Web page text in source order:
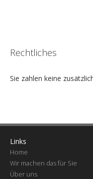
Rechtliches
Sie zahlen keine
Links
Home
Wir machen das für Sie
Über uns